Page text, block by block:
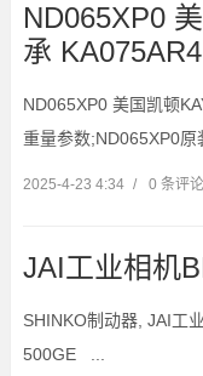
ND065XP0
承 KA075AR4
ND065XP0 美国凯顿
重量参数;ND065XP0
2025-4-23 4:34 / 0 条评论
JAI工业相机
SHINKO制动器, JAI工
500GE ...